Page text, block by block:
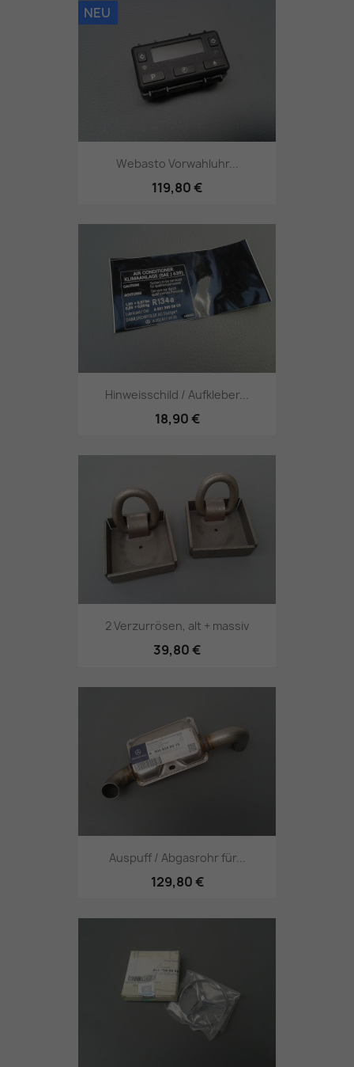
Webasto Vorwahluhr...
119,80 €
NEU
Hinweisschild / Aufkleber...
18,90 €
2 Verzurrösen, alt + massiv
39,80 €
Auspuff / Abgasrohr für...
129,80 €